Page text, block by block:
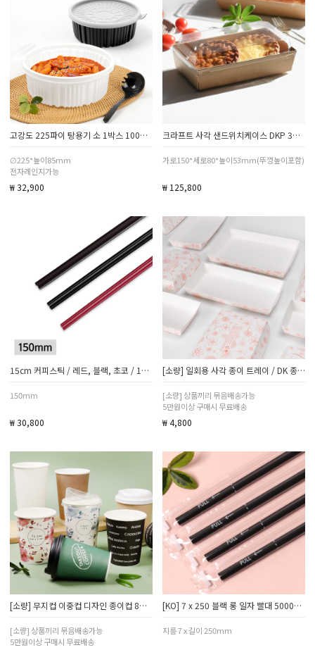
고강도 225파이 탕용기 소 1박스 100세트
∅225*높이85mm
전자레인지가능
₩ 32,900
크라프트 사각 샌드위치케이스 DKP 3호 600세트
가로150*세로80*높이53mm(뚜껑높이포함)
₩ 125,800
15cm 커피스틱 / 레드, 블랙, 초코 / 1박스 10000개
150mm
₩ 30,800
[소량] 일회용 사각 종이 트레이 / DK 종이 접시 시리즈 모음
[소량] 상품끼리 묶음배송가능
5만원이상 구매시 무료배송
₩ 4,800
[소량] 무지컵 이중컵 디자인 종이컵 8온스 10온스 12온스 13온스 16온스 20온스 소량 모음
[소량] 상품끼리 묶음배송가능
5만원이상 구매시 무료배송
[KO] 7 x 250 블랙 롱 일자 빨대 5000개 / 개별포장
지름 7 x 길이 250mm